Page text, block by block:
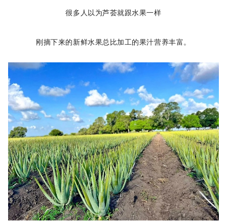
很多人以为芦荟就跟水果一样
刚摘下来的新鲜水果总比加工的果汁营养丰富。